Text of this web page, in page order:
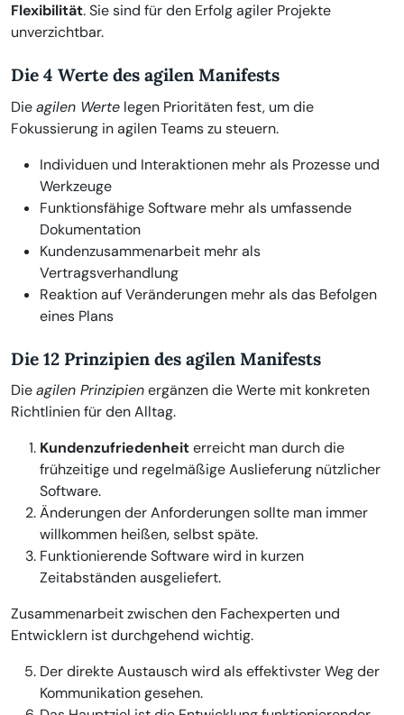
Flexibilität. Sie sind für den Erfolg agiler Projekte
unverzichtbar.
Die 4 Werte des agilen Manifests
Dieagilen Werte legen Prioritäten fest, um die
Fokussierung in agilen Teams zu steuern.
Individuen und Interaktionen mehr als Prozesse und
Werkzeuge
Funktionsfähige Software mehr als umfassende
Dokumentation
Kundenzusammenarbeit mehr als
Vertragsverhandlung
Reaktion auf Veränderungen mehr als das Befolgen
eines Plans
Die 12 Prinzipien des agilen Manifests
Dieagilen Prinzipienergänzen die Werte mit konkreten
Richtlinien für den Alltag.
Kundenzufriedenheiterreicht man durch die
frühzeitige und regelmäßige Auslieferung nützlicher
Software.
Änderungen der Anforderungen sollte man immer
willkommen heißen, selbst späte.
Funktionierende Software wird in kurzen
Zeitabständen ausgeliefert.
Zusammenarbeit zwischen den Fachexperten und
Entwicklern ist durchgehend wichtig.
Der direkte Austausch wird als effektivster Weg der
Kommunikation gesehen.